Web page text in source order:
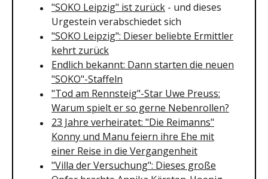
"SOKO Leipzig" ist zurück - und dieses
Urgestein verabschiedet sich
"SOKO Leipzig": Dieser beliebte Ermittler
kehrt zurück
Endlich bekannt: Dann starten die neuen
"SOKO"-Staffeln
"Tod am Rennsteig"-Star Uwe Preuss:
Warum spielt er so gerne Nebenrollen?
23 Jahre verheiratet: "Die Reimanns"
Konny und Manu feiern ihre Ehe mit
einer Reise in die Vergangenheit
"Villa der Versuchung": Dieses große